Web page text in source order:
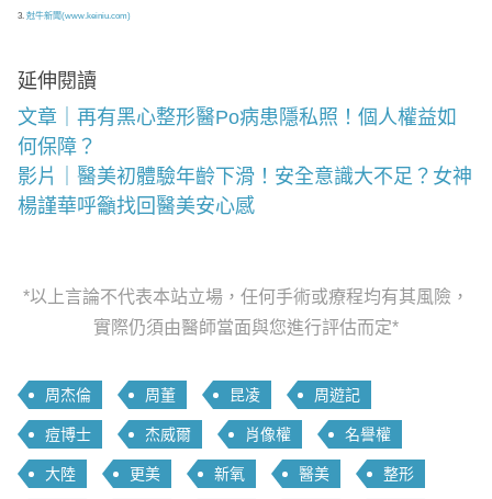
3.尅牛新聞(www.keiniu.com)
延伸閱讀
文章｜再有黑心整形醫Po病患隱私照！個人權益如
何保障？
影片｜醫美初體驗年齡下滑！安全意識大不足？女神
楊謹華呼籲找回醫美安心感
*以上言論不代表本站立場，任何手術或療程均有其風險，
實際仍須由醫師當面與您進行評估而定*
周杰倫 周董 昆凌 周遊記
痘博士 杰威爾 肖像權 名譽權
大陸 更美 新氧 醫美 整形